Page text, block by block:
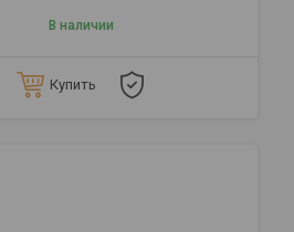
В наличии
Купить